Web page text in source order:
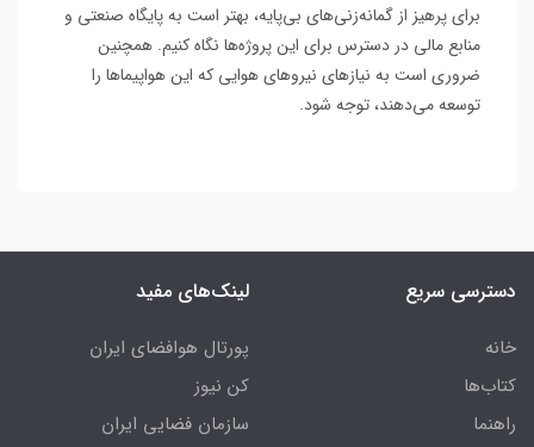
برای پرهیز از گمانه‌زنی‌های بی‌پایه، بهتر است به پایگاه صنعتی و
منابع مالی در دسترس برای این پروژه‌ها نگاه کنیم. همچنین
ضروری است به نیازهای نیروهای هوایی که این هواپیماها را
توسعه می‌دهند، توجه شود.
دسترسی سریع
خانه
کتاب‌ها
راهنما
لینک‌های مفید
پورتال هوافضای ایران
کن نیوز
سازمان فضایی ایران